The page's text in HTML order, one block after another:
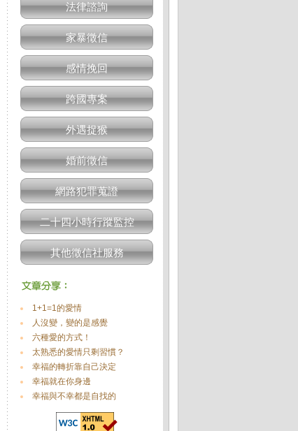
法律諮詢
家暴徵信
感情挽回
跨國專案
外遇捉猴
婚前徵信
網路犯罪蒐證
二十四小時行蹤監控
其他徵信社服務
1+1=1的愛情
人沒變，變的是感覺
六種愛的方式！
太熟悉的愛情只剩習慣？
幸福的轉折靠自己決定
幸福就在你身邊
幸福與不幸都是自找的